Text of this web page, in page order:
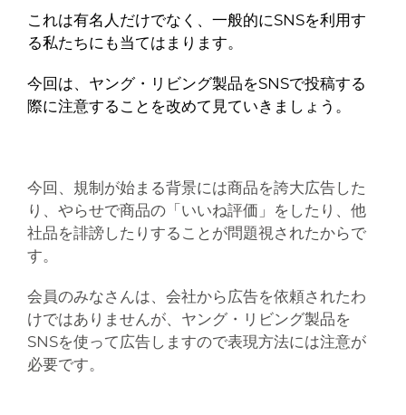
これは有名人だけでなく、一般的にSNSを利用す
る私たちにも当てはまります。
今回は、ヤング・リビング製品をSNSで投稿する
際に注意することを改めて見ていきましょう。
今回、規制が始まる背景には商品を誇大広告した
り、やらせで商品の「いいね評価」をしたり、他
社品を誹謗したりすることが問題視されたからで
す。
会員のみなさんは、会社から広告を依頼されたわ
けではありませんが、ヤング・リビング製品を
SNSを使って広告しますので表現方法には注意が
必要です。